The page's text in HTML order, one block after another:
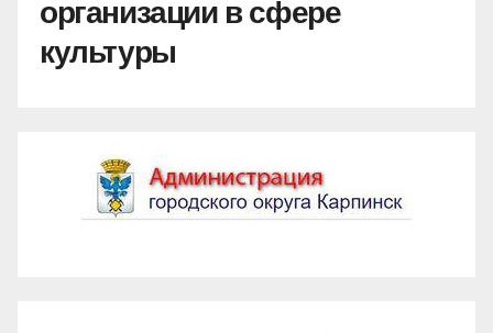
организации в сфере
культуры